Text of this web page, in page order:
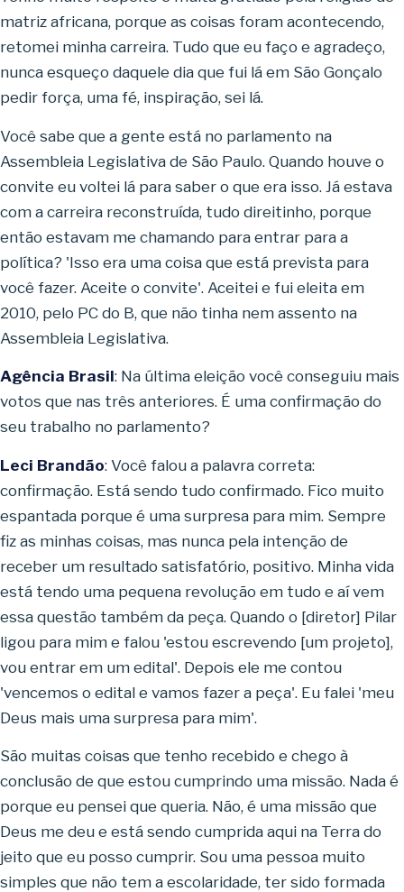
matriz africana, porque as coisas foram acontecendo,
retomei minha carreira. Tudo que eu faço e agradeço,
nunca esqueço daquele dia que fui lá em São Gonçalo
pedir força, uma fé, inspiração, sei lá.
Você sabe que a gente está no parlamento na
Assembleia Legislativa de São Paulo. Quando houve o
convite eu voltei lá para saber o que era isso. Já estava
com a carreira reconstruída, tudo direitinho, porque
então estavam me chamando para entrar para a
política? 'Isso era uma coisa que está prevista para
você fazer. Aceite o convite'. Aceitei e fui eleita em
2010, pelo PC do B, que não tinha nem assento na
Assembleia Legislativa.
Agência Brasil: Na última eleição você conseguiu mais
votos que nas três anteriores. É uma confirmação do
seu trabalho no parlamento?
Leci Brandão: Você falou a palavra correta:
confirmação. Está sendo tudo confirmado. Fico muito
espantada porque é uma surpresa para mim. Sempre
fiz as minhas coisas, mas nunca pela intenção de
receber um resultado satisfatório, positivo. Minha vida
está tendo uma pequena revolução em tudo e aí vem
essa questão também da peça. Quando o [diretor] Pilar
ligou para mim e falou 'estou escrevendo [um projeto],
vou entrar em um edital'. Depois ele me contou
'vencemos o edital e vamos fazer a peça'. Eu falei 'meu
Deus mais uma surpresa para mim'.
São muitas coisas que tenho recebido e chego à
conclusão de que estou cumprindo uma missão. Nada é
porque eu pensei que queria. Não, é uma missão que
Deus me deu e está sendo cumprida aqui na Terra do
jeito que eu posso cumprir. Sou uma pessoa muito
simples que não tem a escolaridade, ter sido formada